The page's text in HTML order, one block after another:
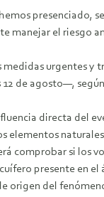
presenciado,
manejar el riesgo
urgentes
de agosto—,
directa del
elementos
comprobar si los
presente en
origen del